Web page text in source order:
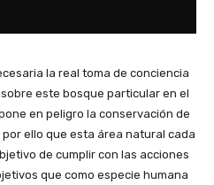
la real toma de conciencia
este bosque particular en el
en peligro la conservación de
ello que esta área natural cada
de cumplir con las acciones
que como especie humana